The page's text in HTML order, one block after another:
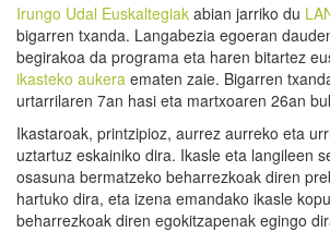
Irungo Udal Euskaltegiak abian jarriko du
bigarren txanda. Langabezia egoeran
begirakoa da programa eta haren bitartez
ikasteko aukera ematen zaie. Bigarren
urtarrilaren 7an hasi eta martxoaren 26an
Ikastaroak, printzipioz, aurrez aurreko eta
uztartuz eskainiko dira. Ikasle eta langileen
osasuna bermatzeko beharrezkoak diren
hartuko dira, eta izena emandako ikasle
beharrezkoak diren egokitzapenak egingo